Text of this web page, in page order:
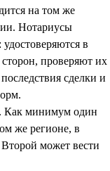
на том же
Нотариусы
в
проверяют их
сделки и
Как минимум один
же регионе, в
может вести